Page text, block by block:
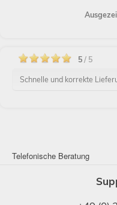
5/ 5
Schnelle und korrekte
Telefonische Beratung